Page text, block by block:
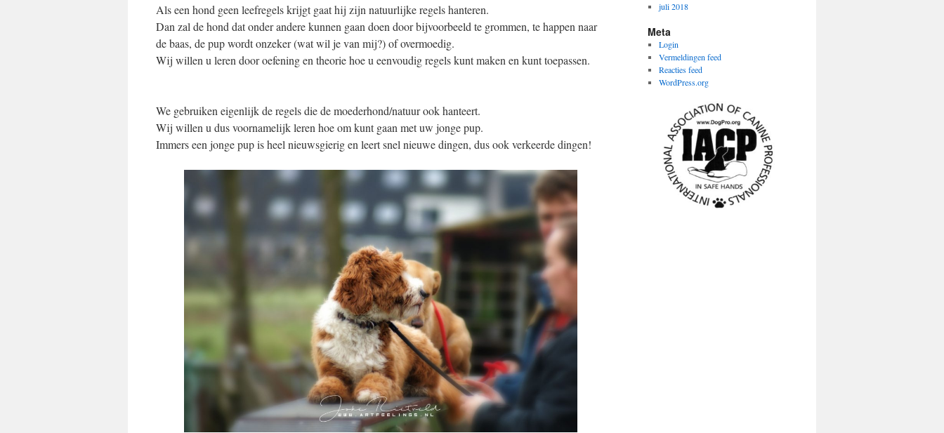
Als een hond geen leefregels krijgt gaat hij zijn natuurlijke regels hanteren.
Dan zal de hond dat onder andere kunnen gaan doen door bijvoorbeeld te grommen, te happen naar
de baas, de pup wordt onzeker (wat wil je van mij?) of overmoedig.
Wij willen u leren door oefening en theorie hoe u eenvoudig regels kunt maken en kunt toepassen.
We gebruiken eigenlijk de regels die de moederhond/natuur ook hanteert.
Wij willen u dus voornamelijk leren hoe om kunt gaan met uw jonge pup.
Immers een jonge pup is heel nieuwsgierig en leert snel nieuwe dingen, dus ook verkeerde dingen!
juli 2018
Meta
Login
Vermeldingen feed
Reacties feed
WordPress.org